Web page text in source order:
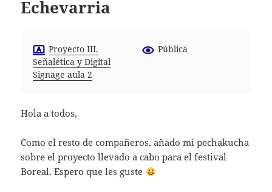
Echevarria
Proyecto III.
Señalética y Digital
Signage aula 2
Pública
Hola a todos,
Como el resto de compañeros, añado mi pechakucha
sobre el proyecto llevado a cabo para el festival
Boreal. Espero que les guste